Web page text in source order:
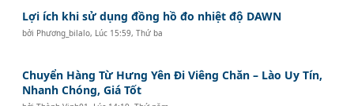
Lợi ích khi sử dụng đồng hồ đo nhiệt độ DAWN
bởi Phương_bilalo, Lúc 15:59, Thứ ba
Chuyển Hàng Từ Hưng Yên Đi Viêng Chăn – Lào Uy Tín,
Nhanh Chóng, Giá Tốt